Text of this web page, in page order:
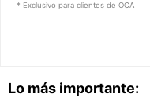
Lo más importante:
* Exclusivo para clientes de OCA